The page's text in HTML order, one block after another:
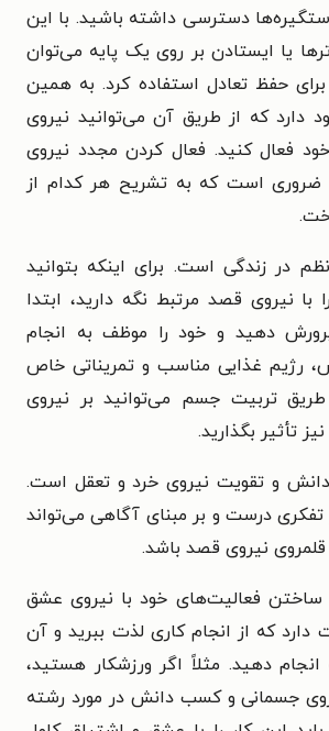
دسترسی داشته باشید. با این
یا ایستادن بر روی یک پایه می‌توان
حفظ تعادل استفاده کرد. به همین
دارد که از طریق آن می‌توانید نیروی
فعال کنید. فعال کردن مجدد نیروی
۴ گام ضروری است که به تشریح هر کدام از
در زندگی است. برای اینکه بتوانید
نیروی قصد مرتبط نگه دارید، ابتدا
دهید و خود را موظف به انجام
رژیم غذایی مناسب و تمریناتی خاص
طریق تربیت جسم می‌توانید بر نیروی
تأثیر بگذارید.
و تقویت نیروی خرد و تعقل است.
درست و بر مبنای آگاهی می‌تواند
قلمروی نیروی قصد باشد.
ساختن فعالیت‌های خود با نیروی عشق
که از انجام کاری لذت ببرید و آن
دهید. مثلاً اگر ورزشکار هستید،
جسمانی و کسب دانش در مورد رشته